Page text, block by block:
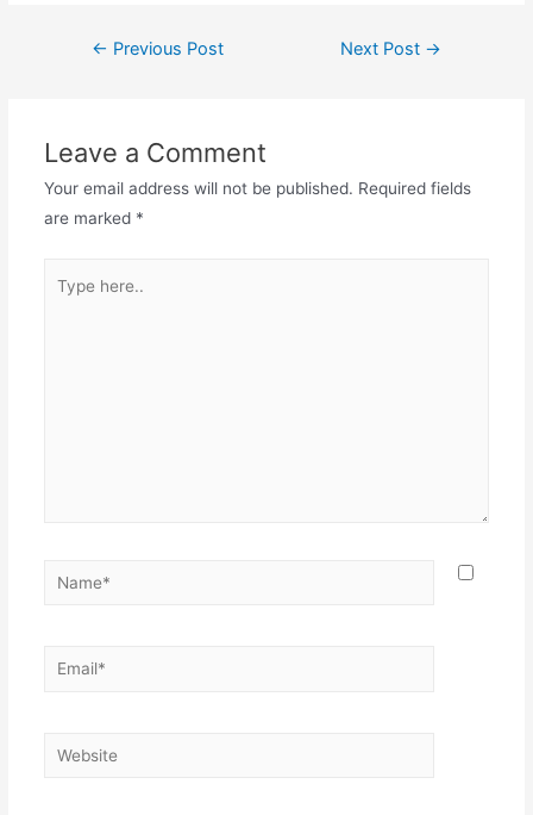
Post← Previous Post Next Post →
Leave a Comment
Your email address will not be published. Required fields
are marked *
here..
Name*
Email*
Website